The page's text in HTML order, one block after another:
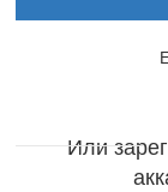
Или